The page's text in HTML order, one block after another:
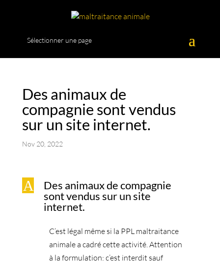
Sélectionner une page
Des animaux de
compagnie sont vendus
sur un site internet.
Nov 20, 2022
A
Des animaux de compagnie
sont vendus sur un site
internet.
C’est légal même si la PPL maltraitance
animale a cadré cette activité. Attention
à la formulation: c’est interdit sauf